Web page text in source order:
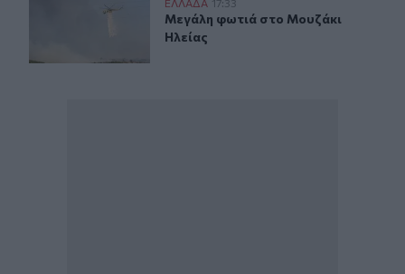
Μεγάλη φωτιά στο Μουζάκι Ηλείας
ΕΛΛAΔΑ 17:33
Μεγάλη φωτιά στο Μουζάκι Ηλείας
Μεγάλη φωτιά στο Μουζάκι
Ηλείας